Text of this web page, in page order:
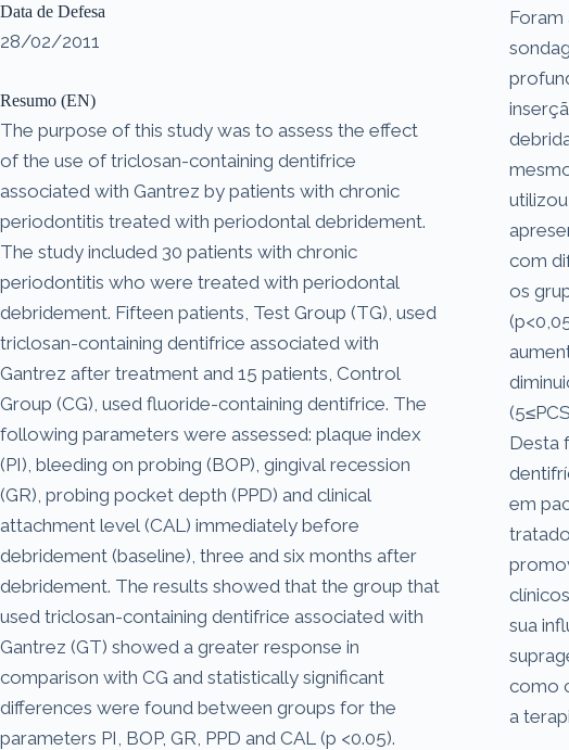
Data de Defesa
28/02/2011
Resumo (EN)
The purpose of this study was to assess the effect
of the use of triclosan-containing dentifrice
associated with Gantrez by patients with chronic
periodontitis treated with periodontal debridement.
The study included 30 patients with chronic
periodontitis who were treated with periodontal
debridement. Fifteen patients, Test Group (TG), used
triclosan-containing dentifrice associated with
Gantrez after treatment and 15 patients, Control
Group (CG), used fluoride-containing dentifrice. The
following parameters were assessed: plaque index
(PI), bleeding on probing (BOP), gingival recession
(GR), probing pocket depth (PPD) and clinical
attachment level (CAL) immediately before
debridement (baseline), three and six months after
debridement. The results showed that the group that
used triclosan-containing dentifrice associated with
Gantrez (GT) showed a greater response in
comparison with CG and statistically significant
differences were found between groups for the
parameters PI, BOP, GR, PPD and CAL (p <0.05).
Foram
com
os
Desta
em
sua
como
a